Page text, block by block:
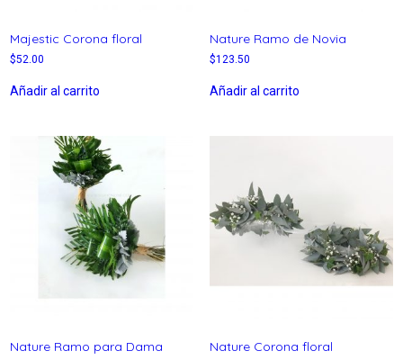
Majestic Corona floral
$52.00
Añadir al carrito
Nature Ramo de Novia
$123.50
Añadir al carrito
Nature Ramo para Dama Nature Corona floral